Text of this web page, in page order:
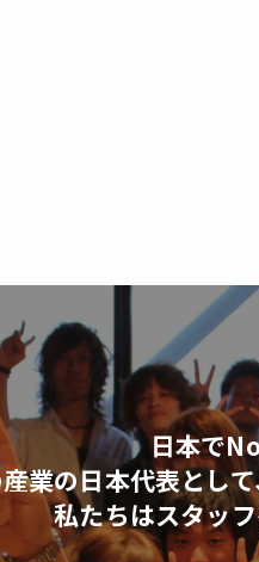
日本で
業の日本代表とし
私たちはスタッ